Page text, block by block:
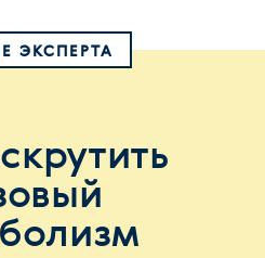
ЭКСПЕРТА